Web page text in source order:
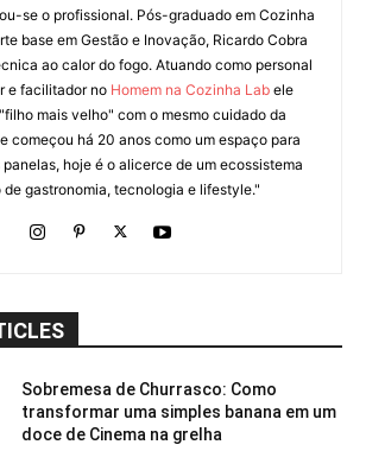
se o profissional. Pós-graduado em Cozinha
base em Gestão e Inovação, Ricardo Cobra
ao calor do fogo. Atuando como personal
e facilitador no Homem na Cozinha Labele
mais velho" com o mesmo cuidado da
começou há 20 anos como um espaço para
hoje é o alicerce de um ecossistema
de gastronomia, tecnologia e lifestyle."
Sobremesa de Churrasco: Como
transformar uma simples banana em um
doce de Cinema na grelha